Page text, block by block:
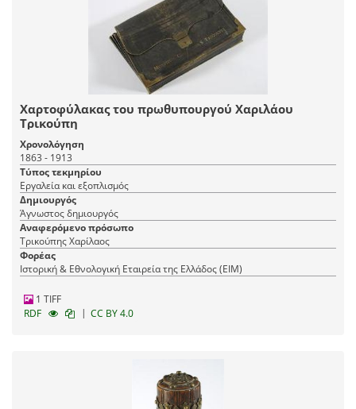
Χαρτοφύλακας του πρωθυπουργού Χαριλάου
Τρικούπη
Χρονολόγηση
1863 - 1913
Τύπος τεκμηρίου
Εργαλεία και εξοπλισμός
Δημιουργός
Άγνωστος δημιουργός
Αναφερόμενο πρόσωπο
Τρικούπης Χαρίλαος
Φορέας
Ιστορική & Εθνολογική Εταιρεία της Ελλάδος (EIM)
1 TIFF
RDF
| CC BY 4.0